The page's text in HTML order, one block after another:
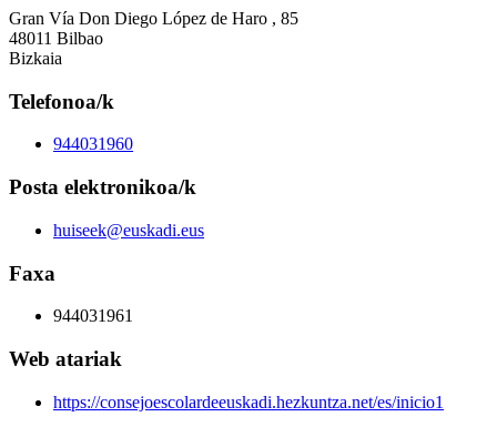
Gran Vía Don Diego López de Haro , 85
48011 Bilbao
Bizkaia
Telefonoa/k
944031960
Posta elektronikoa/k
huiseek@euskadi.eus
Faxa
944031961
Web atariak
https://consejoescolardeeuskadi.hezkuntza.net/es/inicio1